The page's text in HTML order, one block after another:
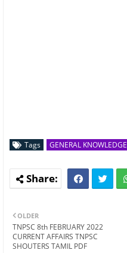
Tags GENERAL KNOWLEDGE
OLDER
TNPSC 8th FEBRUARY 2022
CURRENT AFFAIRS TNPSC
SHOUTERS TAMIL PDF